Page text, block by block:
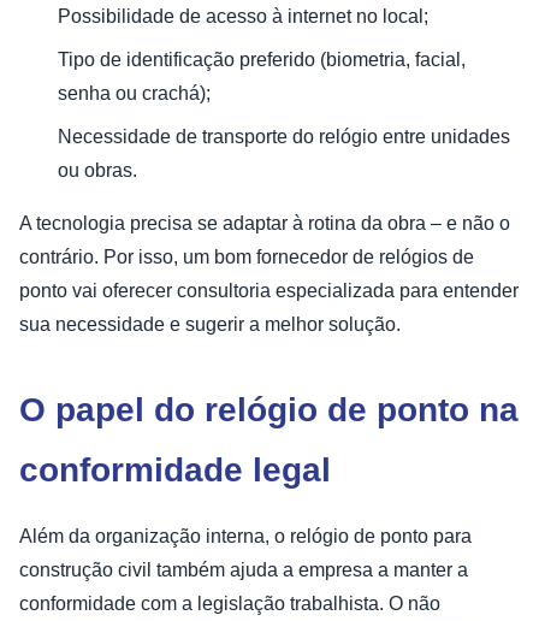
Possibilidade de acesso à internet no local;
Tipo de identificação preferido (biometria, facial,
senha ou crachá);
Necessidade de transporte do relógio entre unidades
ou obras.
A tecnologia precisa se adaptar à rotina da obra – e não o
contrário. Por isso, um bom fornecedor de relógios de
ponto vai oferecer consultoria especializada para entender
sua necessidade e sugerir a melhor solução.
O papel do relógio de ponto na
conformidade legal
Além da organização interna, o relógio de ponto para
construção civil também ajuda a empresa a manter a
conformidade com a legislação trabalhista. O não